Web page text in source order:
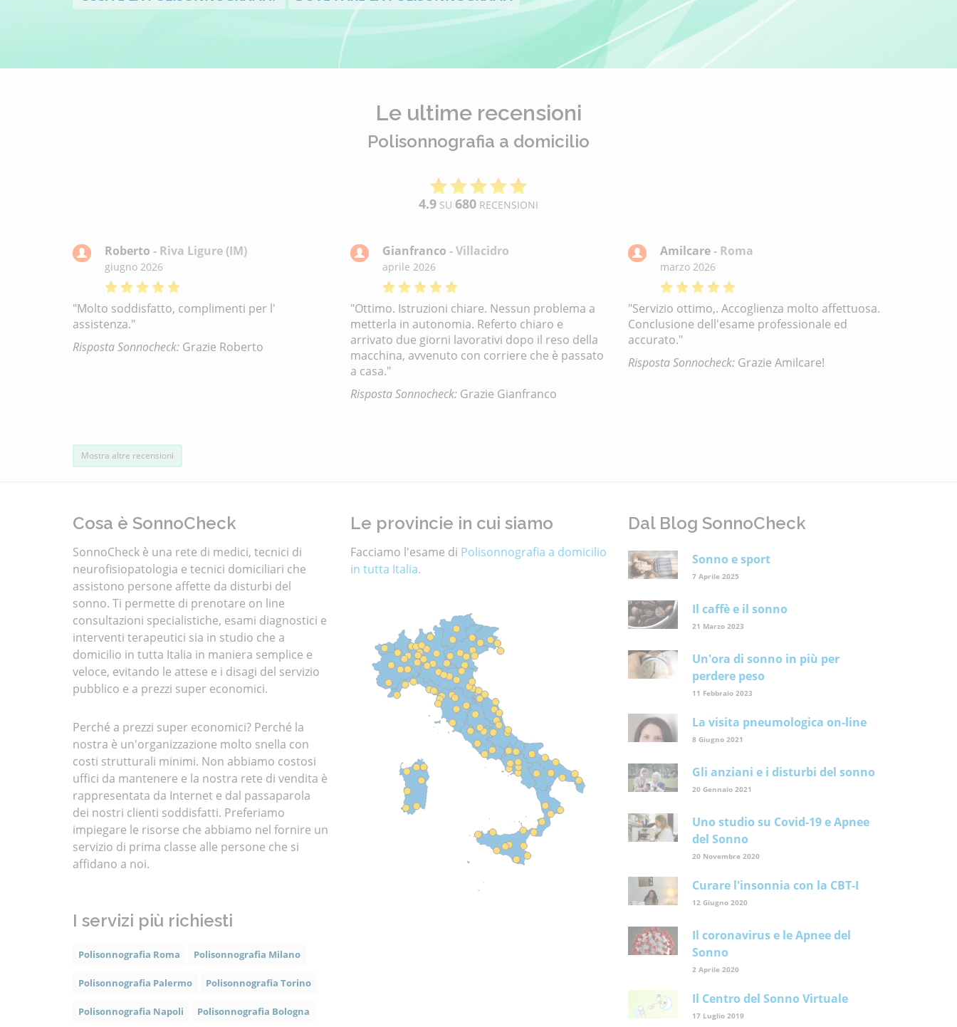
Le ultime recensioni
Polisonnografia a domicilio
4.9 SU 680 RECENSIONI
Roberto - Riva Ligure (IM)
giugno 2026
"Molto soddisfatto, complimenti per l'
assistenza."
Risposta Sonnocheck: Grazie Roberto
Gianfranco - Villacidro
aprile 2026
"Ottimo. Istruzioni chiare. Nessun problema a
metterla in autonomia. Referto chiaro e
arrivato due giorni lavorativi dopo il reso della
macchina, avvenuto con corriere che è passato
a casa."
Risposta Sonnocheck: Grazie Gianfranco
Amilcare- Roma
marzo 2026
"Servizio ottimo,. Accoglienza molto affettuosa.
Conclusione dell'esame professionale ed
accurato."
Risposta Sonnocheck: Grazie Amilcare!
Mostra altre recensioni
Cosa è SonnoCheck
SonnoCheck è una rete di medici, tecnici di
neurofisiopatologia e tecnici domiciliari che
assistono persone affette da disturbi del
sonno. Ti permette di prenotare on line
consultazioni specialistiche, esami diagnostici e
interventi terapeutici sia in studio che a
domicilio in tutta Italia in maniera semplice e
veloce, evitando le attese e i disagi del servizio
pubblico e a prezzi super economici.
Perché a prezzi super economici? Perché la
nostra è un'organizzazione molto snella con
costi strutturali minimi. Non abbiamo costosi
uffici da mantenere e la nostra rete di vendita è
rappresentata da Internet e dal passaparola
dei nostri clienti soddisfatti. Preferiamo
impiegare le risorse che abbiamo nel fornire un
servizio di prima classe alle persone che si
affidano a noi.
I servizi più richiesti
Polisonnografia Roma Polisonnografia Milano
Polisonnografia Palermo Polisonnografia Torino
Polisonnografia Napoli Polisonnografia Bologna
Le provincie in cui siamo
Facciamo l'esame di Polisonnografia a domicilio
in tutta Italia.
Dal Blog SonnoCheck
Sonno e sport
7 Aprile 2025
Il caffè e il sonno
21 Marzo 2023
Un'ora di sonno in più per
perdere peso
11 Febbraio 2023
La visita pneumologica on-line
8 Giugno 2021
Gli anziani e i disturbi del sonno
20 Gennaio 2021
Uno studio su Covid-19 e Apnee
del Sonno
20 Novembre 2020
Curare l'insonnia con la CBT-I
12 Giugno 2020
Il coronavirus e le Apnee del
Sonno
2 Aprile 2020
Il Centro del Sonno Virtuale
17 Luglio 2019